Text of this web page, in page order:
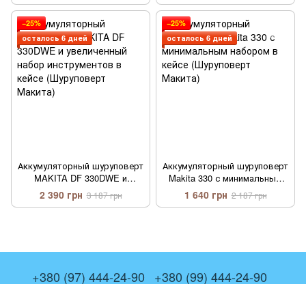
−25%
осталось 6 дней
Аккумуляторный шуруповерт
MAKITA DF 330DWE и
увеличенный набор
инструментов в кейсе
2 390 грн 3 187 грн
−25%
осталось 6 дней
Аккумуляторный шуруповерт
Makita 330 с минимальным
набором в кейсе
(Шуруповерт Макита)
1 640 грн 2 187 грн
+380 (97) 444-24-90 +380 (99) 444-24-90